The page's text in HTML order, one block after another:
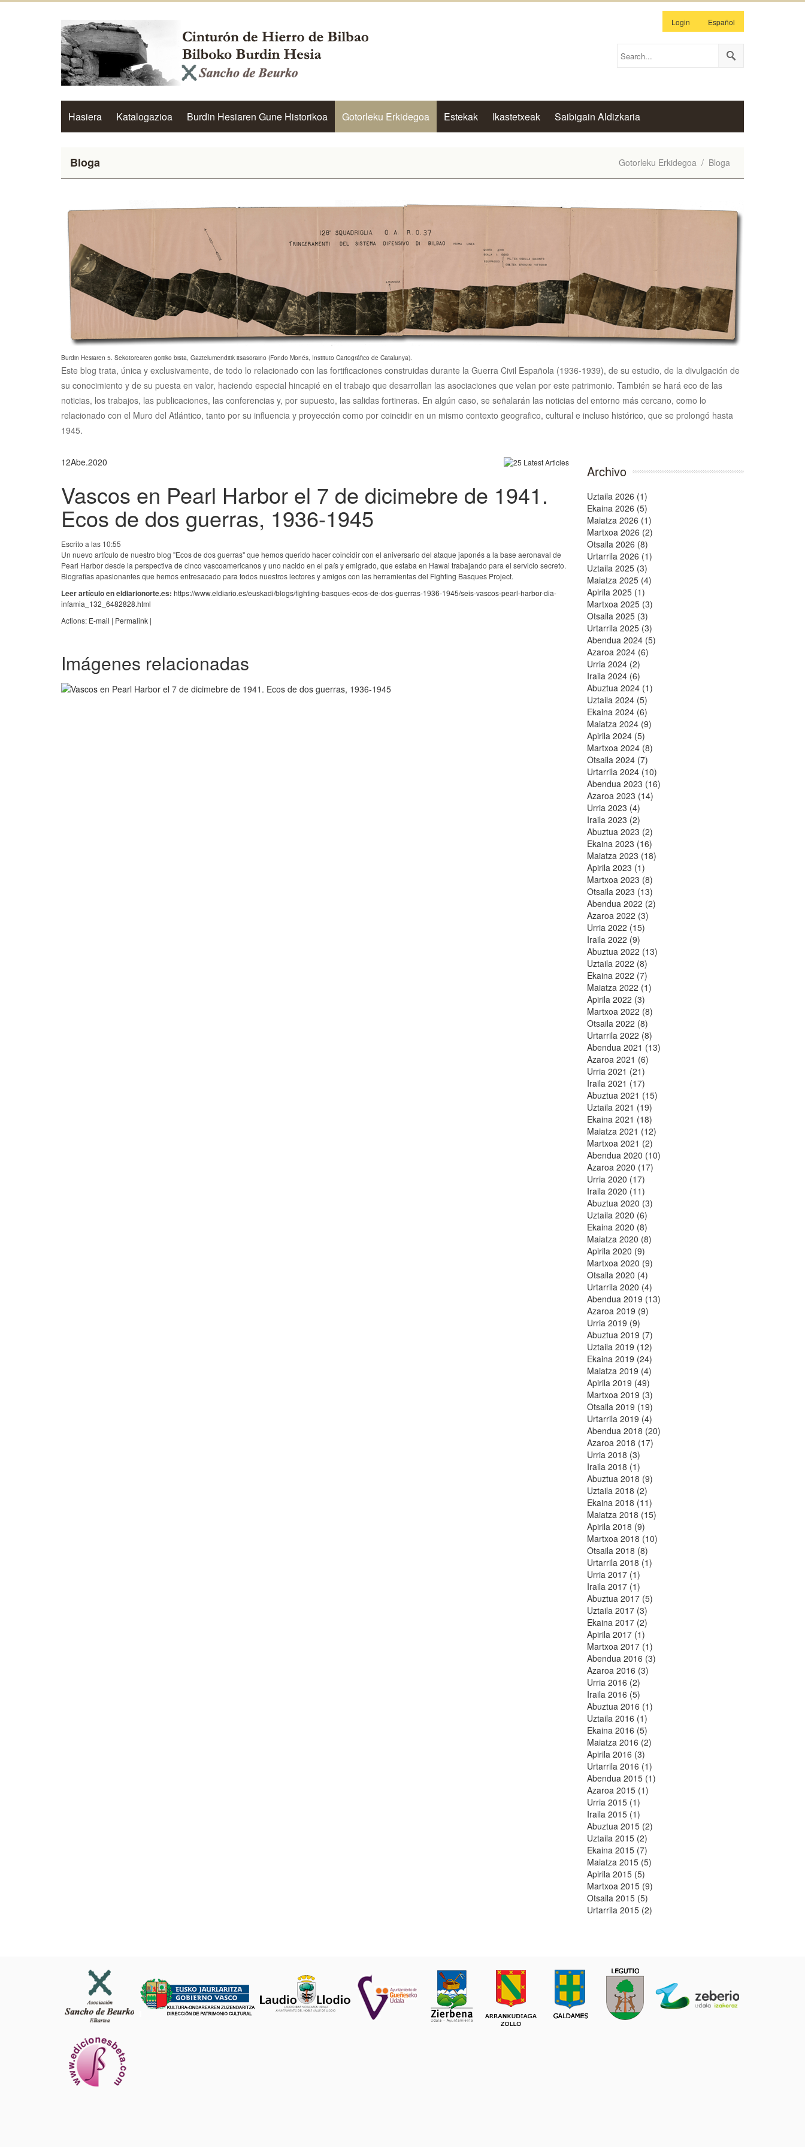
Login Español
Hasiera Katalogazioa Burdin Hesiaren Gune Historikoa Gotorleku Erkidegoa Estekak Ikastetxeak Saibigain Aldizkaria
Bloga Gotorleku Erkidegoa / Bloga
Burdin Hesiaren 5. Sekotorearen goitiko bista, Gaztelumenditik itsasoraino (Fondo Monés, Instituto Cartográfico de Catalunya).
Este blog trata, única y exclusivamente, de todo lo relacionado con las fortificaciones construidas durante la Guerra Civil Española (1936-1939), de su estudio, de la divulgación de
su conocimiento y de su puesta en valor, haciendo especial hincapié en el trabajo que desarrollan las asociaciones que velan por este patrimonio. También se hará eco de las
noticias, los trabajos, las publicaciones, las conferencias y, por supuesto, las salidas fortineras. En algún caso, se señalarán las noticias del entorno más cercano, como lo
relacionado con el Muro del Atlántico, tanto por su influencia y proyección como por coincidir en un mismo contexto geografico, cultural e incluso histórico, que se prolongó hasta
1945.
12Abe.2020
Vascos en Pearl Harbor el 7 de dicimebre de 1941.
Ecos de dos guerras, 1936-1945
Escrito a las 10:55
Un nuevo artículo de nuestro blog "Ecos de dos guerras" que hemos querido hacer coincidir con el aniversario del ataque japonés a la base aeronaval de
Pearl Harbor desde la perspectiva de cinco vascoamericanos y uno nacido en el país y emigrado, que estaba en Hawai trabajando para el servicio secreto.
Biografías apasionantes que hemos entresacado para todos nuestros lectores y amigos con las herramientas del Fighting Basques Project.
Leer artículo en eldiarionorte.es: https://www.eldiario.es/euskadi/blogs/fighting-basques-ecos-de-dos-guerras-1936-1945/seis-vascos-pearl-harbor-dia-
infamia_132_6482828.html
Actions: E-mail | Permalink |
Imágenes relacionadas
Archivo
Uztaila 2026 (1)
Ekaina 2026 (5)
Maiatza 2026 (1)
Martxoa 2026 (2)
Otsaila 2026 (8)
Urtarrila 2026 (1)
Uztaila 2025 (3)
Maiatza 2025 (4)
Apirila 2025 (1)
Martxoa 2025 (3)
Otsaila 2025 (3)
Urtarrila 2025 (3)
Abendua 2024 (5)
Azaroa 2024 (6)
Urria 2024 (2)
Iraila 2024 (6)
Abuztua 2024 (1)
Uztaila 2024 (5)
Ekaina 2024 (6)
Maiatza 2024 (9)
Apirila 2024 (5)
Martxoa 2024 (8)
Otsaila 2024 (7)
Urtarrila 2024 (10)
Abendua 2023 (16)
Azaroa 2023 (14)
Urria 2023 (4)
Iraila 2023 (2)
Abuztua 2023 (2)
Ekaina 2023 (16)
Maiatza 2023 (18)
Apirila 2023 (1)
Martxoa 2023 (8)
Otsaila 2023 (13)
Abendua 2022 (2)
Azaroa 2022 (3)
Urria 2022 (15)
Iraila 2022 (9)
Abuztua 2022 (13)
Uztaila 2022 (8)
Ekaina 2022 (7)
Maiatza 2022 (1)
Apirila 2022 (3)
Martxoa 2022 (8)
Otsaila 2022 (8)
Urtarrila 2022 (8)
Abendua 2021 (13)
Azaroa 2021 (6)
Urria 2021 (21)
Iraila 2021 (17)
Abuztua 2021 (15)
Uztaila 2021 (19)
Ekaina 2021 (18)
Maiatza 2021 (12)
Martxoa 2021 (2)
Abendua 2020 (10)
Azaroa 2020 (17)
Urria 2020 (17)
Iraila 2020 (11)
Abuztua 2020 (3)
Uztaila 2020 (6)
Ekaina 2020 (8)
Maiatza 2020 (8)
Apirila 2020 (9)
Martxoa 2020 (9)
Otsaila 2020 (4)
Urtarrila 2020 (4)
Abendua 2019 (13)
Azaroa 2019 (9)
Urria 2019 (9)
Abuztua 2019 (7)
Uztaila 2019 (12)
Ekaina 2019 (24)
Maiatza 2019 (4)
Apirila 2019 (49)
Martxoa 2019 (3)
Otsaila 2019 (19)
Urtarrila 2019 (4)
Abendua 2018 (20)
Azaroa 2018 (17)
Urria 2018 (3)
Iraila 2018 (1)
Abuztua 2018 (9)
Uztaila 2018 (2)
Ekaina 2018 (11)
Maiatza 2018 (15)
Apirila 2018 (9)
Martxoa 2018 (10)
Otsaila 2018 (8)
Urtarrila 2018 (1)
Urria 2017 (1)
Iraila 2017 (1)
Abuztua 2017 (5)
Uztaila 2017 (3)
Ekaina 2017 (2)
Apirila 2017 (1)
Martxoa 2017 (1)
Abendua 2016 (3)
Azaroa 2016 (3)
Urria 2016 (2)
Iraila 2016 (5)
Abuztua 2016 (1)
Uztaila 2016 (1)
Ekaina 2016 (5)
Maiatza 2016 (2)
Apirila 2016 (3)
Urtarrila 2016 (1)
Abendua 2015 (1)
Azaroa 2015 (1)
Urria 2015 (1)
Iraila 2015 (1)
Abuztua 2015 (2)
Uztaila 2015 (2)
Ekaina 2015 (7)
Maiatza 2015 (5)
Apirila 2015 (5)
Martxoa 2015 (9)
Otsaila 2015 (5)
Urtarrila 2015 (2)